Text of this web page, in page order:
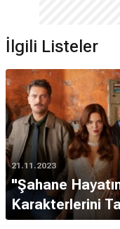
İlgili Listeler
21.11.2023
"Şahane
Karakterlerini